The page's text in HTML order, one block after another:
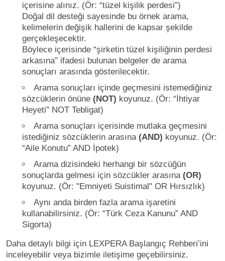
içerisine alınız. (Ör: “tüzel kişilik perdesi”)
Doğal dil desteği sayesinde bu örnek arama,
kelimelerin değişik hallerini de kapsar şekilde
gerçekleşecektir.
Böylece içerisinde “şirketin tüzel kişiliğinin perdesi
arkasına” ifadesi bulunan belgeler de arama
sonuçları arasında gösterilecektir.
Arama sonuçları içinde geçmesini istemediğiniz
sözcüklerin önüne (NOT) koyunuz. (Ör: “İhtiyar
Heyeti” NOT Tebligat)
Arama sonuçları içerisinde mutlaka geçmesini
istediğiniz sözcüklerin arasına (AND) koyunuz. (Ör:
“Aile Konutu” AND İpotek)
Arama dizisindeki herhangi bir sözcüğün
sonuçlarda gelmesi için sözcükler arasına (OR)
koyunuz. (Ör: "Emniyeti Suistimal" OR Hırsızlık)
Aynı anda birden fazla arama işaretini
kullanabilirsiniz. (Ör: “Türk Ceza Kanunu” AND
Sigorta)
Daha detaylı bilgi için LEXPERA Başlangıç Rehberi’ini
inceleyebilir veya bizimle iletişime geçebilirsiniz.